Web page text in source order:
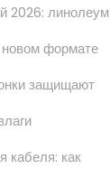
2026: линолеум
формате
защищают
кабеля: как